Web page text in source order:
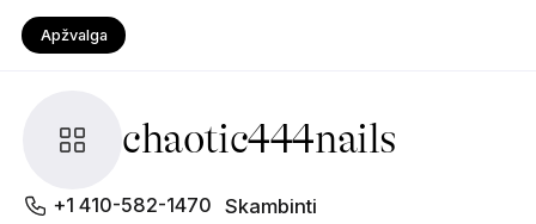
Apžvalga
chaotic444nails
Apie +1 410-582-1470
Skambinti